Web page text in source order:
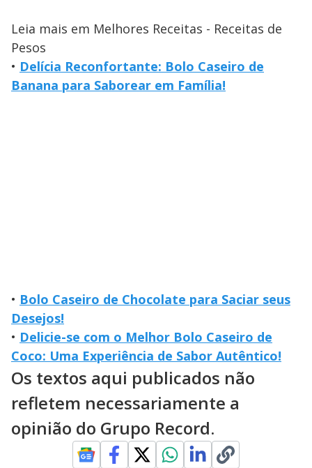
Leia mais em Melhores Receitas - Receitas de
Pesos
• Delícia Reconfortante: Bolo Caseiro de
Banana para Saborear em Família!
• Bolo Caseiro de Chocolate para Saciar seus
Desejos!
• Delicie-se com o Melhor Bolo Caseiro de
Coco: Uma Experiência de Sabor Autêntico!
Os textos aqui publicados não
refletem necessariamente a
opinião do Grupo Record.